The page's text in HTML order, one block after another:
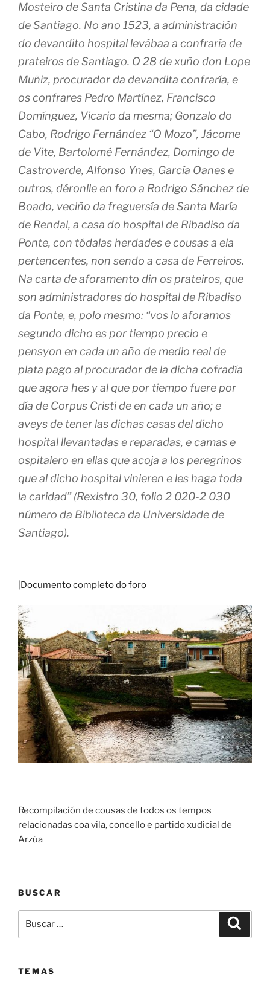
Mosteiro de Santa Cristina da Pena, da cidade
de Santiago. No ano 1523, a administración
do devandito hospital levábaa a confraría de
prateiros de Santiago. O 28 de xuño don Lope
Muñiz, procurador da devandita confraría, e
os confrares Pedro Martínez, Francisco
Domínguez, Vicario da mesma; Gonzalo do
Cabo, Rodrigo Fernández “O Mozo”, Jácome
de Vite, Bartolomé Fernández, Domingo de
Castroverde, Alfonso Ynes, García Oanes e
outros, déronlle en foro a Rodrigo Sánchez de
Boado, veciño da freguersía de Santa María
de Rendal, a casa do hospital de Ribadiso da
Ponte, con tódalas herdades e cousas a ela
pertencentes, non sendo a casa de Ferreiros.
Na carta de aforamento din os prateiros, que
son administradores do hospital de Ribadiso
da Ponte, e, polo mesmo: “vos lo aforamos
segundo dicho es por tiempo precio e
pensyon en cada un año de medio real de
plata pago al procurador de la dicha cofradía
que agora hes y al que por tiempo fuere por
día de Corpus Cristi de en cada un año; e
aveys de tener las dichas casas del dicho
hospital llevantadas e reparadas, e camas e
ospitalero en ellas que acoja a los peregrinos
que al dicho hospital vinieren e les haga toda
la caridad” (Rexistro 30, folio 2 020-2 030
número da Biblioteca da Universidade de
Santiago).
Documento completo do foro
Recompilación de cousas de todos os tempos
relacionadas coa vila, concello e partido xudicial de
Arzúa
BUSCAR
TEMAS